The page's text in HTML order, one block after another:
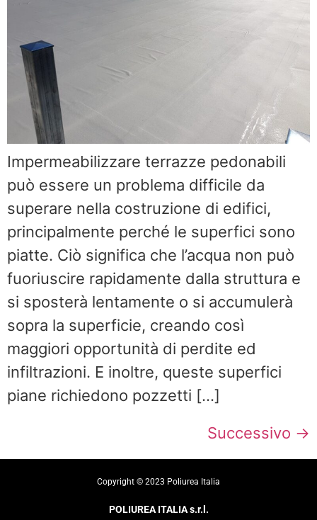
Impermeabilizzare terrazze pedonabili
può essere un problema difficile da
superare nella costruzione di edifici,
principalmente perché le superfici sono
piatte. Ciò significa che l’acqua non può
fuoriuscire rapidamente dalla struttura e
si sposterà lentamente o si accumulerà
sopra la superficie, creando così
maggiori opportunità di perdite ed
infiltrazioni. E inoltre, queste superfici
piane richiedono pozzetti […]
Successivo →
Copyright ©️ 2023 Poliurea Italia
POLIUREA ITALIA s.r.l.